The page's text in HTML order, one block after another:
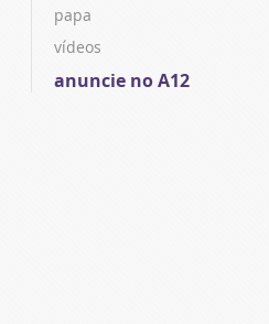
papa
vídeos
anuncie no A12